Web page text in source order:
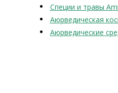
Специи и травы
Аюрведическая
Аюрведические